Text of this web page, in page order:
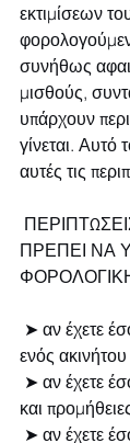
εκτιμίσεων
συνήθως
μισθούς,
υπάρχουν
γίνεται. Αυτό
αυτές τις
ΠΡΕΠΕΙ ΝΑ
ενός ακινήτου
και